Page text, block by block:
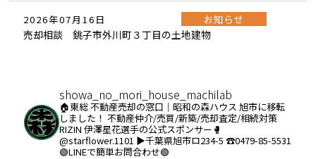
2026年07月16日
お知らせ
売却相談 銚子市外川町３丁目の土地建物
showa_no_mori_house_machilab
🏠東総 不動産売却の窓口｜昭和の森ハウス 旭市に移転
しました！ 不動産仲介/売買/新築/売却査定/相続対策
RIZIN 伊澤星花選手の公式スポンサー🥊
@starflower.1101 ▶︎千葉県旭市ロ234-5 ☎️0479-85-5531
🟢LINEで簡単お問合わせ🟢